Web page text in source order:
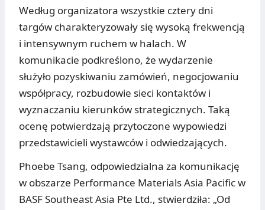
Według organizatora wszystkie cztery dni
targów charakteryzowały się wysoką frekwencją
i intensywnym ruchem w halach. W
komunikacie podkreślono, że wydarzenie
służyło pozyskiwaniu zamówień, negocjowaniu
współpracy, rozbudowie sieci kontaktów i
wyznaczaniu kierunków strategicznych. Taką
ocenę potwierdzają przytoczone wypowiedzi
przedstawicieli wystawców i odwiedzających.
Phoebe Tsang, odpowiedzialna za komunikację
w obszarze Performance Materials Asia Pacific w
BASF Southeast Asia Pte Ltd., stwierdziła: „Od